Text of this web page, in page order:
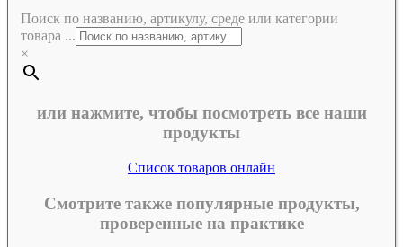
Поиск по названию, артикулу, среде или категории
товара ...
×
или нажмите, чтобы посмотреть все наши
продукты
Список товаров онлайн
Смотрите также популярные продукты,
проверенные на практике